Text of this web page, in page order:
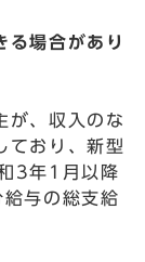
る場合があり
が、収入のな
ており、新型
3年1月以降
与の総支給